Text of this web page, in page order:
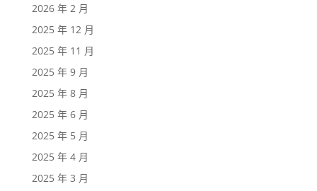
2026 年 2 月
2025 年 12 月
2025 年 11 月
2025 年 9 月
2025 年 8 月
2025 年 6 月
2025 年 5 月
2025 年 4 月
2025 年 3 月